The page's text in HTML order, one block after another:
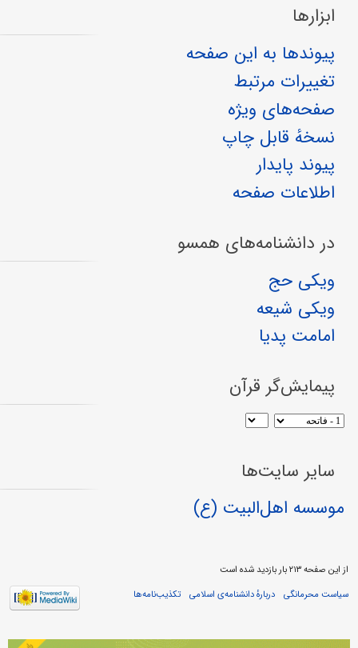
ابزارها
پیوندها به این صفحه
تغییرات مرتبط
صفحه‌های ویژه
نسخهٔ قابل چاپ
پیوند پایدار
اطلاعات صفحه
در دانشنامه‌های همسو
ویکی حج
ویکی شیعه
امامت پدیا
پیمایش‌گر قرآن
سایر سایت‌ها
موسسه اهل‌البیت (ع)
از این صفحه ۲۱۳ بار بازدید شده است
سیاست محرمانگی
دربارهٔ دانشنامه‌ی اسلامی تکذیب‌نامه‌ها